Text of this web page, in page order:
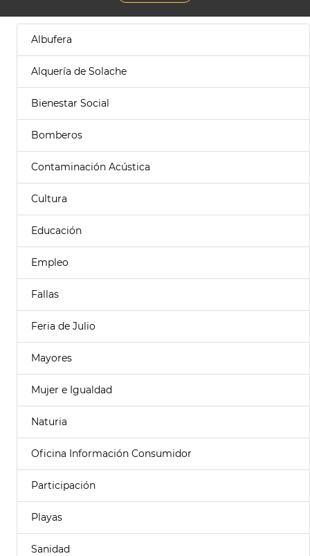
Albufera
Alquería de Solache
Bienestar Social
Bomberos
Contaminación Acústica
Cultura
Educación
Empleo
Fallas
Feria de Julio
Mayores
Mujer e Igualdad
Naturia
Oficina Información Consumidor
Participación
Playas
Sanidad